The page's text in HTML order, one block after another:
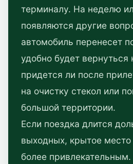
терминалу. На неделю
появляются другие
автомобиль перенесет
удобно будет вернуться
придется ли после
на очистку стекол или
большой территории.
Если поездка длится
выходных, крытое место
более